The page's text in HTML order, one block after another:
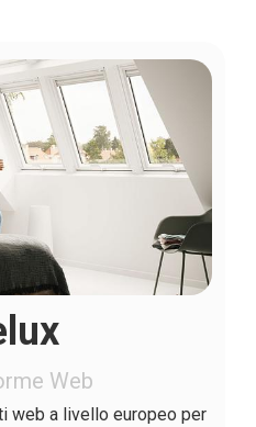
Web
web a livello europeo per